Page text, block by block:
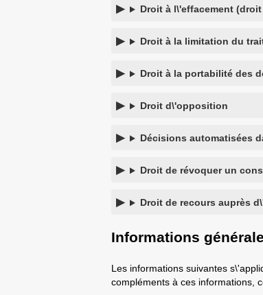
Droit à l\'effacement
Droit à la limitation du
Droit à la portabilité des
Droit d\'opposition
Décisions automatisées
Droit de révoquer un
Droit de recours auprès
Informations
Les informations suivantes
compléments à ces informations,